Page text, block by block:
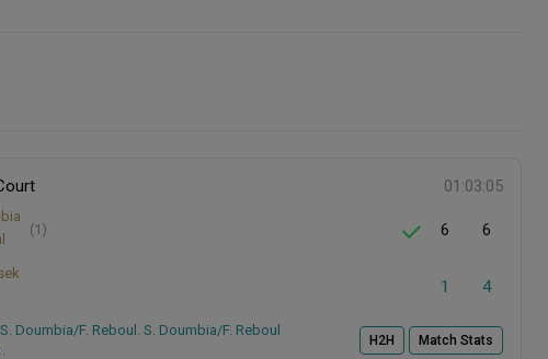
01:03:05
(1) 6 6
1 4
Doumbia/F. Reboul. S. Doumbia/F. Reboul
H2H Match Stats